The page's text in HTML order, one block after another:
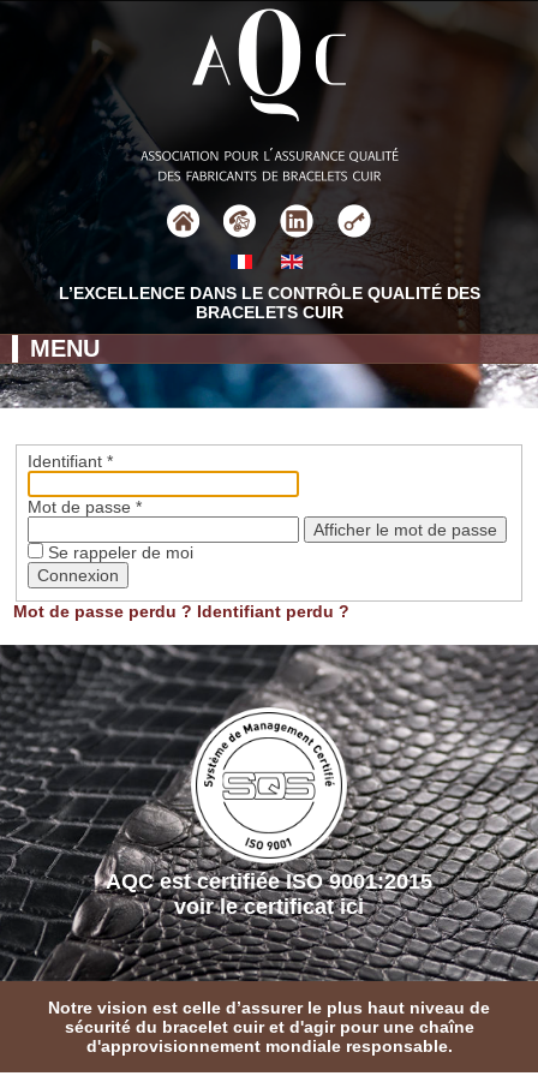
L’EXCELLENCE DANS LE CONTRÔLE QUALITÉ DES
BRACELETS CUIR
MENU
Identifiant*
Mot de passe *
Afficher le mot de passe
Se rappeler de moi
Connexion
Mot de passe perdu ? Identifiant perdu ?
AQC est certifiée ISO 9001:2015
voir le certificat ici
Notre vision est celle d’assurer le plus haut niveau de
sécurité du bracelet cuir et d'agir pour une chaîne
d'approvisionnement mondiale responsable.